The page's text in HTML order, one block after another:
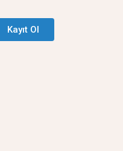
Kayıt Ol